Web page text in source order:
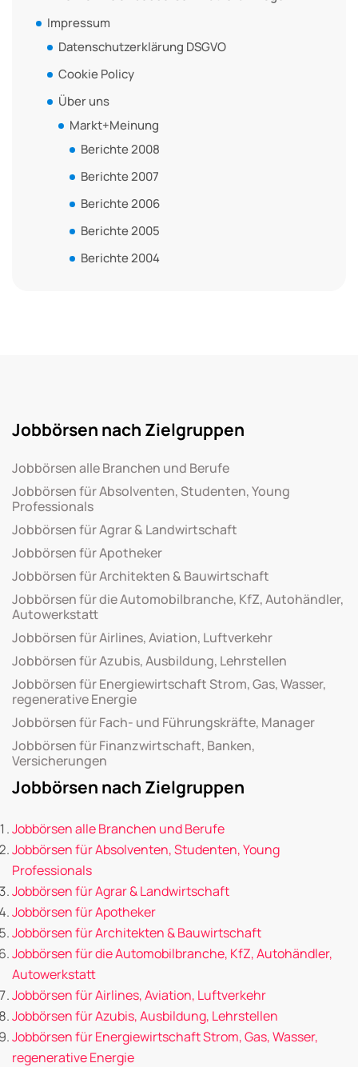
Impressum
Datenschutzerklärung DSGVO
Cookie Policy
Über uns
Markt+Meinung
Berichte 2008
Berichte 2007
Berichte 2006
Berichte 2005
Berichte 2004
Jobbörsen nach Zielgruppen
Jobbörsen alle Branchen und Berufe
Jobbörsen für Absolventen, Studenten, Young
Professionals
Jobbörsen für Agrar & Landwirtschaft
Jobbörsen für Apotheker
Jobbörsen für Architekten & Bauwirtschaft
Jobbörsen für die Automobilbranche, KfZ, Autohändler,
Autowerkstatt
Jobbörsen für Airlines, Aviation, Luftverkehr
Jobbörsen für Azubis, Ausbildung, Lehrstellen
Jobbörsen für Energiewirtschaft Strom, Gas, Wasser,
regenerative Energie
Jobbörsen für Fach- und Führungskräfte, Manager
Jobbörsen für Finanzwirtschaft, Banken,
Versicherungen
Jobbörsen nach Zielgruppen
Jobbörsen alle Branchen und Berufe
Jobbörsen für Absolventen, Studenten, Young
Professionals
Jobbörsen für Agrar & Landwirtschaft
Jobbörsen für Apotheker
Jobbörsen für Architekten & Bauwirtschaft
Jobbörsen für die Automobilbranche, KfZ, Autohändler,
Autowerkstatt
Jobbörsen für Airlines, Aviation, Luftverkehr
Jobbörsen für Azubis, Ausbildung, Lehrstellen
Jobbörsen für Energiewirtschaft Strom, Gas, Wasser,
regenerative Energie